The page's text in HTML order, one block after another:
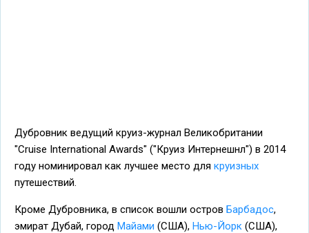
Дубровник ведущий круиз-журнал Великобритании
"Cruise International Awards" ("Круиз Интернешнл") в 2014
году номинировал как лучшее место для круизных
путешествий.
Кроме Дубровника, в список вошли остров Барбадос,
эмират Дубай, город Майами (США), Нью-Йорк (США),